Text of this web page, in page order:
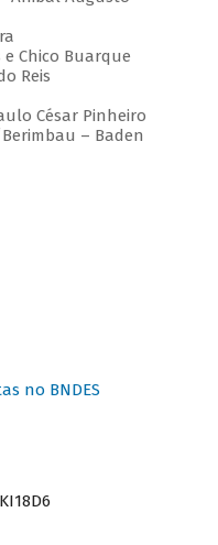
e Chico Buarque
Reis
César Pinheiro
– Baden
no BNDES